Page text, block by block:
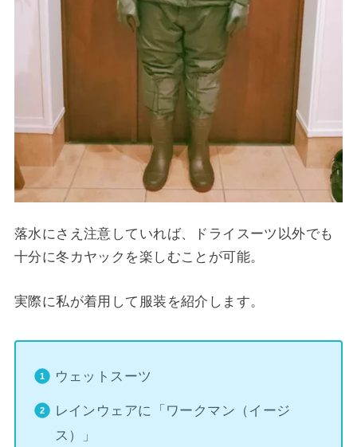
落水にさえ注意していれば、ドライスーツ以外でも
十分に冬カヤックを楽しむことが可能。
実際に私が着用して服装を紹介します。
ウェットスーツ
レインウェアに「ワークマン（イージ
ス）」